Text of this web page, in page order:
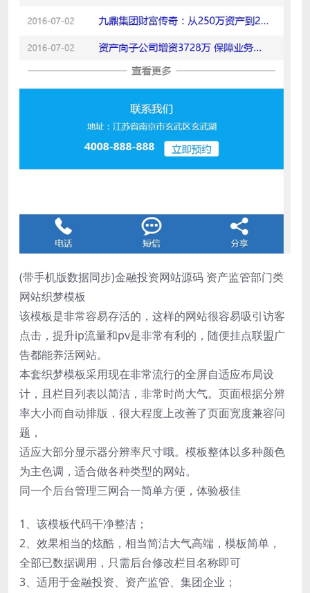
(带手机版数据同步)金融投资网站源码 资产监管部门类
网站织梦模板
该模板是非常容易存活的，这样的网站很容易吸引访客
点击，提升ip流量和pv是非常有利的，随便挂点联盟广
告都能养活网站。
本套织梦模板采用现在非常流行的全屏自适应布局设
计，且栏目列表以简洁，非常时尚大气。页面根据分辨
率大小而自动排版，很大程度上改善了页面宽度兼容问
题，
适应大部分显示器分辨率尺寸哦。模板整体以多种颜色
为主色调，适合做各种类型的网站。
同一个后台管理三网合一简单方便，体验极佳
1、该模板代码干净整洁；
2、效果相当的炫酷，相当简洁大气高端，模板简单，
全部已数据调用，只需后台修改栏目名称即可
3、适用于金融投资、资产监管、集团企业；